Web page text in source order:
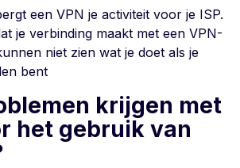
een VPN je activiteit voor je ISP.
je verbinding maakt met een VPN-
niet zien wat je doet als je
bent
krijgen met
het gebruik van